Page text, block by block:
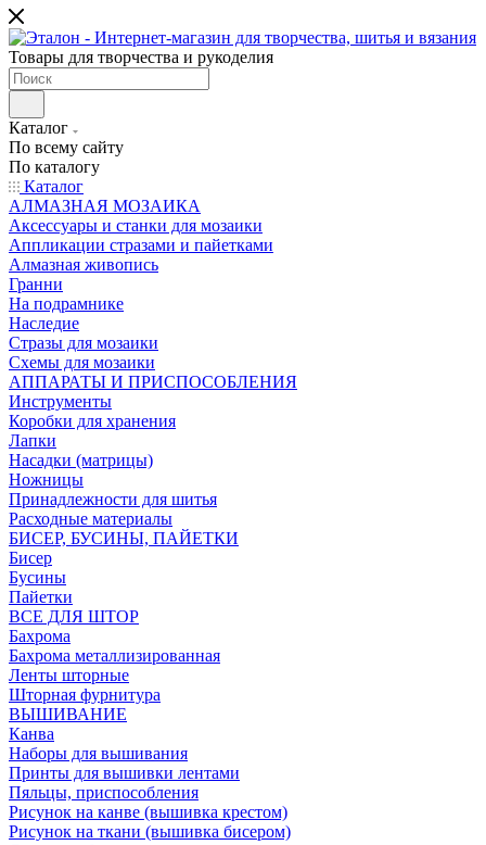
Товары для творчества и рукоделия
Каталог
По всему сайту
По каталогу
Каталог
АЛМАЗНАЯ МОЗАИКА
Аксессуары и станки для мозаики
Аппликации стразами и пайетками
Алмазная живопись
Гранни
На подрамнике
Наследие
Стразы для мозаики
Схемы для мозаики
АППАРАТЫ И ПРИСПОСОБЛЕНИЯ
Инструменты
Коробки для хранения
Лапки
Насадки (матрицы)
Ножницы
Принадлежности для шитья
Расходные материалы
БИСЕР, БУСИНЫ, ПАЙЕТКИ
Бисер
Бусины
Пайетки
ВСЕ ДЛЯ ШТОР
Бахрома
Бахрома металлизированная
Ленты шторные
Шторная фурнитура
ВЫШИВАНИЕ
Канва
Наборы для вышивания
Принты для вышивки лентами
Пяльцы, приспособления
Рисунок на канве (вышивка крестом)
Рисунок на ткани (вышивка бисером)